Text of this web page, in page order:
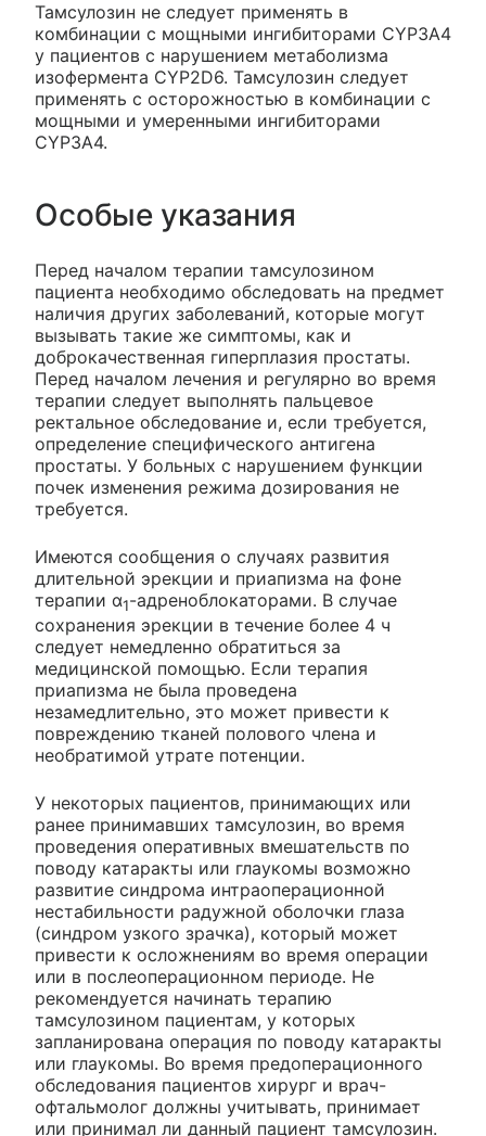
Тамсулозин не следует применять в
комбинации с мощными ингибиторами CYP3A4
у пациентов с нарушением метаболизма
изофермента CYP2D6. Тамсулозин следует
применять с осторожностью в комбинации с
мощными и умеренными ингибиторами
CYP3A4.
Особые указания
Перед началом терапии тамсулозином
пациента необходимо обследовать на предмет
наличия других заболеваний, которые могут
вызывать такие же симптомы, как и
доброкачественная гиперплазия простаты.
Перед началом лечения и регулярно во время
терапии следует выполнять пальцевое
ректальное обследование и, если требуется,
определение специфического антигена
простаты. У больных с нарушением функции
почек изменения режима дозирования не
требуется.
Имеются сообщения о случаях развития
длительной эрекции и приапизма на фоне
терапии α1-адреноблокаторами. В случае
сохранения эрекции в течение более 4 ч
следует немедленно обратиться за
медицинской помощью. Если терапия
приапизма не была проведена
незамедлительно, это может привести к
повреждению тканей полового члена и
необратимой утрате потенции.
У некоторых пациентов, принимающих или
ранее принимавших тамсулозин, во время
проведения оперативных вмешательств по
поводу катаракты или глаукомы возможно
развитие синдрома интраоперационной
нестабильности радужной оболочки глаза
(синдром узкого зрачка), который может
привести к осложнениям во время операции
или в послеоперационном периоде. Не
рекомендуется начинать терапию
тамсулозином пациентам, у которых
запланирована операция по поводу катаракты
или глаукомы. Во время предоперационного
обследования пациентов хирург и врач-
офтальмолог должны учитывать, принимает
или принимал ли данный пациент тамсулозин.